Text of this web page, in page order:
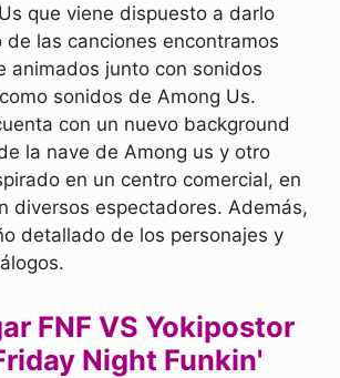
que viene dispuesto a darlo
las canciones encontramos
animados junto con sonidos
sonidos de Among Us.
con un nuevo background
la nave de Among us y otro
en un centro comercial, en
diversos espectadores. Además,
detallado de los personajes y
FNF VS Yokipostor
Night Funkin'